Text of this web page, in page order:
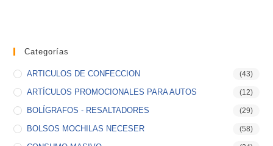
Categorías
ARTICULOS DE CONFECCION (43)
ARTÍCULOS PROMOCIONALES PARA AUTOS (12)
BOLÍGRAFOS - RESALTADORES (29)
BOLSOS MOCHILAS NECESER (58)